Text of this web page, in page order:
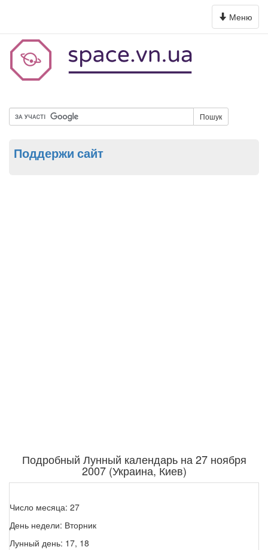
Toggle
navigation
Меню
Пошук
Поддержи сайт
Подробный Лунный календарь на 27 ноября
2007 (Украина, Киев)
Число месяца: 27
День недели: Вторник
Лунный день: 17, 18